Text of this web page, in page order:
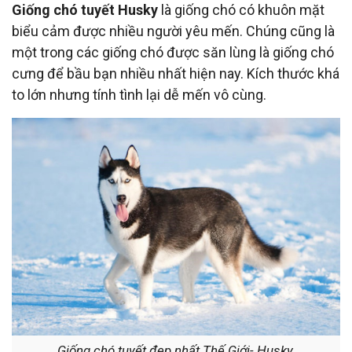
Giống chó tuyết Husky là giống chó có khuôn mặt
biểu cảm được nhiều người yêu mến. Chúng cũng là
một trong các giống chó được săn lùng là giống chó
cưng để bầu bạn nhiều nhất hiện nay. Kích thước khá
to lớn nhưng tính tình lại dễ mến vô cùng.